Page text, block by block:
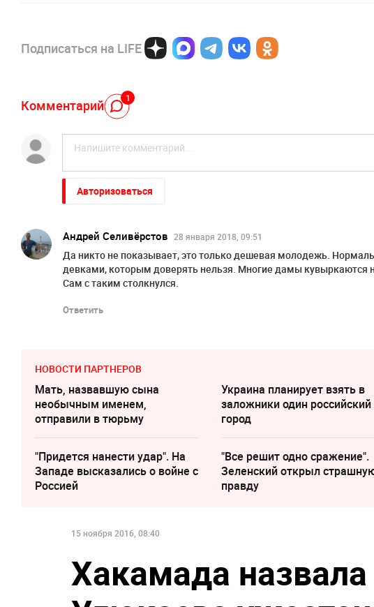
Подписаться на LIFE
Комментарий 1
Авторизоваться
Андрей Селивёрстов 28 января 2018, 09:51
Да никто не показывает, это только дешевая молодежь.
девками, которым доверять нельзя. Многие дамы кувыркаются
Сам с таким столкнулся.
Ответить
НОВОСТИ ПАРТНЕРОВ
Мать, назвавшую сына
необычным именем,
отправили в тюрьму
Украина планирует взять в
заложники один российский
город
"Придется нанести удар". На
Западе высказались о войне с
Россией
"Все решит одно сражение".
Зеленский открыл
правду
15 ноября 2016, 08:40
Хакамада